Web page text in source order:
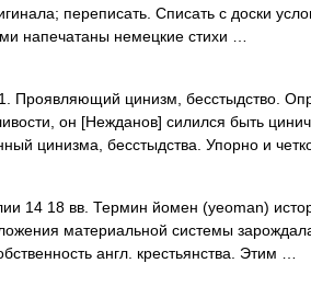
переписать. Списать с доски
напечатаны немецкие стихи …
Проявляющий цинизм, бесстыдство.
он [Нежданов] силился быть
цинизма, бесстыдства. Упорно и
14 18 вв. Термин йомен (yeoman)
материальной системы
англ. крестьянства. Этим …